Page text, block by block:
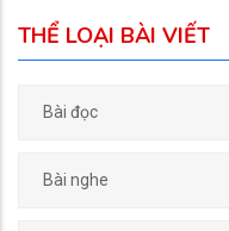
THỂ LOẠI BÀI VIẾT
Bài đọc
Bài nghe